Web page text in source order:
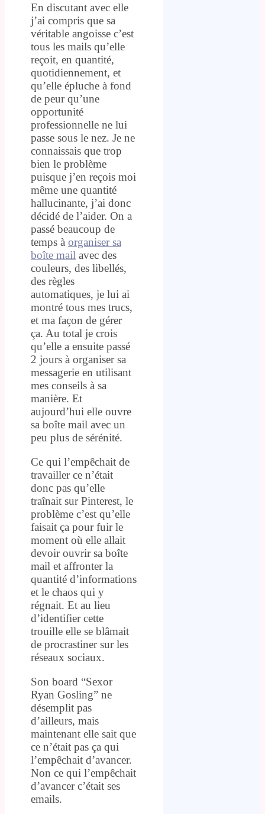
En discutant avec elle
j’ai compris que sa
véritable angoisse c’est
tous les mails qu’elle
reçoit, en quantité,
quotidiennement, et
qu’elle épluche à fond
de peur qu’une
opportunité
professionnelle ne lui
passe sous le nez. Je ne
connaissais que trop
bien le problème
puisque j’en reçois moi
même une quantité
hallucinante, j’ai donc
décidé de l’aider. On a
passé beaucoup de
temps à organiser sa
boîte mail avec des
couleurs, des libellés,
des règles
automatiques, je lui ai
montré tous mes trucs,
et ma façon de gérer
ça. Au total je crois
qu’elle a ensuite passé
2 jours à organiser sa
messagerie en utilisant
mes conseils à sa
manière. Et
aujourd’hui elle ouvre
sa boîte mail avec un
peu plus de sérénité.
Ce qui l’empêchait de
travailler ce n’était
donc pas qu’elle
traînait sur Pinterest, le
problème c’est qu’elle
faisait ça pour fuir le
moment où elle allait
devoir ouvrir sa boîte
mail et affronter la
quantité d’informations
et le chaos qui y
régnait. Et au lieu
d’identifier cette
trouille elle se blâmait
de procrastiner sur les
réseaux sociaux.
Son board “Sexor
Ryan Gosling” ne
désemplit pas
d’ailleurs, mais
maintenant elle sait que
ce n’était pas ça qui
l’empêchait d’avancer.
Non ce qui l’empêchait
d’avancer c’était ses
emails.